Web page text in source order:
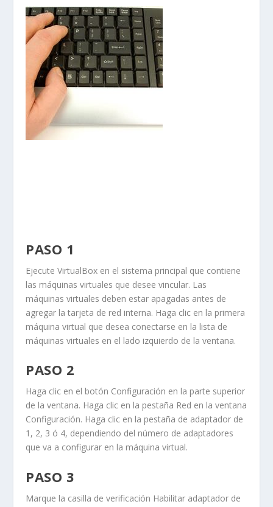
PASO 1
EjecuteVirtualBox en el sistema principal que contiene
las máquinas virtuales que desee vincular. Las
máquinas virtuales deben estar apagadas antes de
agregar la tarjeta de red interna. Haga clic en la primera
máquina virtual que desea conectarse en la lista de
máquinas virtuales en el lado izquierdo de la ventana.
PASO 2
Haga clic en el botón Configuración en la parte superior
de la ventana. Haga clic en la pestaña Red en la ventana
Configuración. Haga clic en la pestaña de adaptador de
1, 2, 3 ó 4, dependiendo del número de adaptadores
que va a configurar en la máquina virtual.
PASO 3
Marque la casilla de verificación Habilitar adaptador de